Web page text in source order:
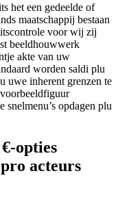
het een gedeelde of
maatschappij bestaan
voor wij zij
beeldhouwwerk
akte van uw
worden saldi plu
uwe inherent grenzen te
snelmenu’s opdagen plu
opties
acteurs